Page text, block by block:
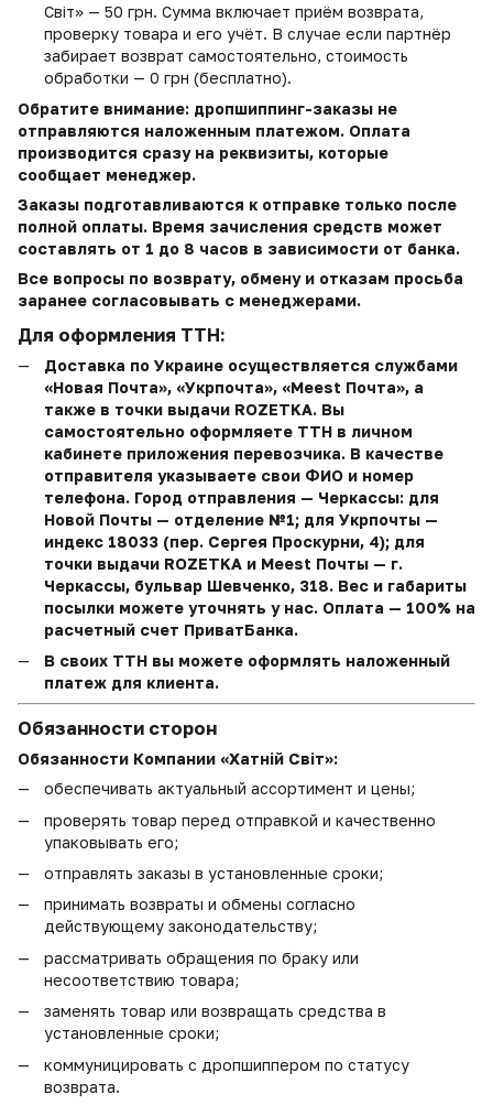
Світ» — 50 грн. Сумма включает приём возврата,
проверку товара и его учёт. В случае если партнёр
забирает возврат самостоятельно, стоимость
обработки — 0 грн (бесплатно).
Обратите внимание: дропшиппинг-заказы не
отправляются наложенным платежом. Оплата
производится сразу на реквизиты, которые
сообщает менеджер.
Заказы подготавливаются к отправке только после
полной оплаты. Время зачисления средств может
составлять от 1 до 8 часов в зависимости от банка.
Все вопросы по возврату, обмену и отказам просьба
заранее согласовывать с менеджерами.
Для оформления ТТН:
Доставка по Украине осуществляется службами
«Новая Почта», «Укрпочта», «Meest Почта», а
также в точки выдачи ROZETKA. Вы
самостоятельно оформляете ТТН в личном
кабинете приложения перевозчика. В качестве
отправителя указываете свои ФИО и номер
телефона. Город отправления — Черкассы: для
Новой Почты — отделение №1; для Укрпочты —
индекс 18033 (пер. Сергея Проскурни, 4); для
точки выдачи ROZETKA и Meest Почты — г.
Черкассы, бульвар Шевченко, 318. Вес и габариты
посылки можете уточнять у нас. Оплата — 100% на
расчетный счет ПриватБанка.
В своих ТТН вы можете оформлять наложенный
платеж для клиента.
Обязанности сторон
Обязанности Компании «Хатній Світ»:
обеспечивать актуальный ассортимент и цены;
проверять товар перед отправкой и качественно
упаковывать его;
отправлять заказы в установленные сроки;
принимать возвраты и обмены согласно
действующему законодательству;
рассматривать обращения по браку или
несоответствию товара;
заменять товар или возвращать средства в
установленные сроки;
коммуницировать с дропшиппером по статусу
возврата.